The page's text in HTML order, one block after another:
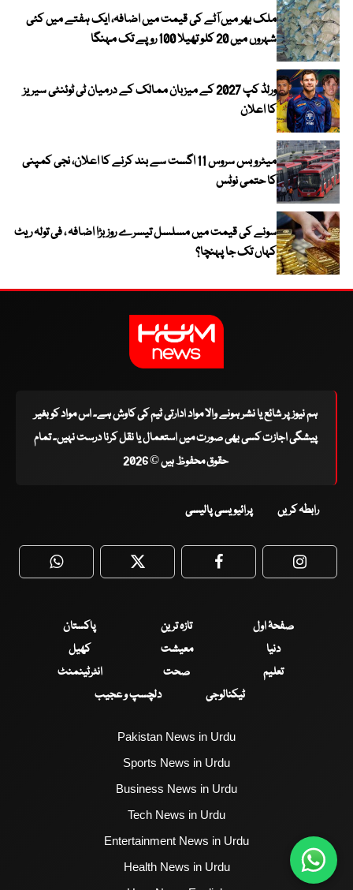
ملک بھر میں آٹے کی قیمت میں اضافہ، ایک ہفتے میں کئی
شہروں میں 20 کلو تھیلا 100 روپے تک مہنگا
ورلڈ کپ 2027 کے میزبان ممالک کے درمیان ٹی ٹوئنٹی سیریز
کا اعلان
میٹرو بس سروس 11 اگست سے بند کرنے کا اعلان، نجی کمپنی
کا حتمی نوٹس
سونے کی قیمت میں مسلسل تیسرے روز بڑا اضافہ ، فی تولہ ریٹ
کہاں تک جا پہنچا؟
ہم نیوز پر شائع یا نشر ہونے والا مواد ادارتی ٹیم کی کاوش ہے۔ اس مواد کو بغیر
پیشگی اجازت کسی بھی صورت میں استعمال یا نقل کرنا درست نہیں۔ تمام
حقوق محفوظ ہیں © 2026
رابطہ کریں پرائیویسی پالیسی
WhatsApp Twitter Facebook
صفحۂ اول تازہ ترین
پاکستان
دنیا
معیشت
کھیل
تعلیم
صحت
انٹرٹینمنٹ
ٹیکنالوجی
دلچسپ و عجیب
Pakistan News in Urdu
Sports News in Urdu
Business News in Urdu
Tech News in Urdu
Entertainment News in Urdu
Health News in Urdu